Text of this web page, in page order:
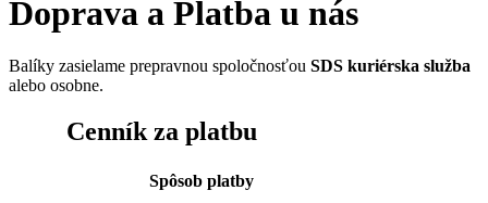
Doprava a Platba u nás
Balíky zasielame prepravnou spoločnosťou SDS kuriérska služba
alebo osobne.
Cenník za platbu
Spôsob platby